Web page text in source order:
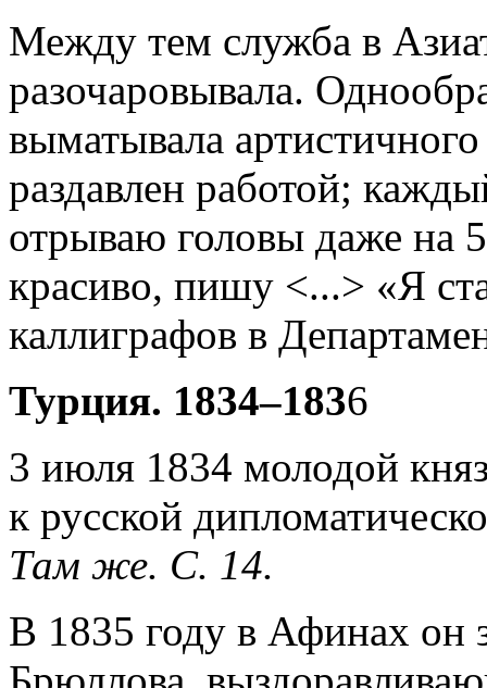
Между тем служба в
разочаровывала.
выматывала
раздавлен работой;
отрываю головы даже на
красиво, пишу <...> «Я
каллиграфов в
Турция. 1834–1836
3 июля 1834 молодой
к русской
Там же. С. 14.
В 1835 году в Афинах он